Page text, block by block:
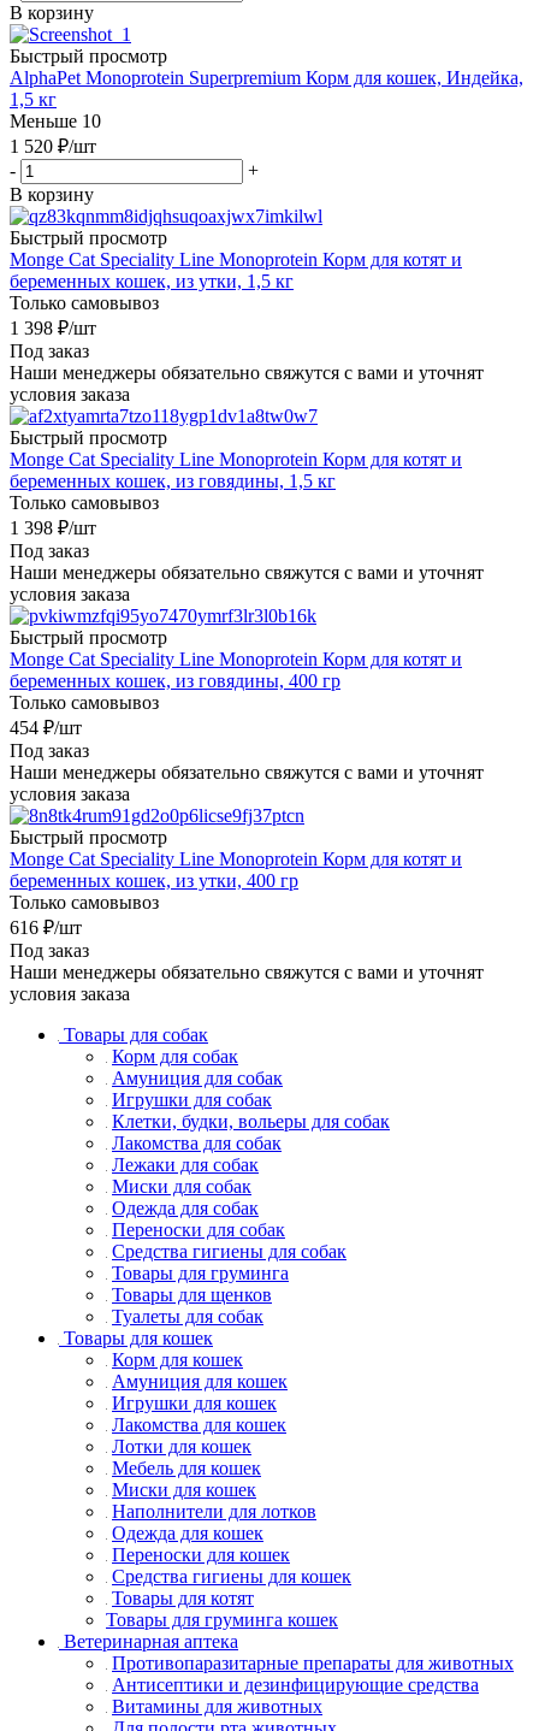
В корзину
Быстрый просмотр
AlphaPet Monoprotein Superpremium Корм для кошек, Индейка,
1,5 кг
Меньше 10
1 520 ₽/шт
-
+
В корзину
Быстрый просмотр
Monge Cat Speciality Line Monoprotein Корм для котят и
беременных кошек, из утки, 1,5 кг
Только самовывоз
1 398 ₽/шт
Под заказ
Наши менеджеры обязательно свяжутся с вами и уточнят
условия заказа
Быстрый просмотр
Monge Cat Speciality Line Monoprotein Корм для котят и
беременных кошек, из говядины, 1,5 кг
Только самовывоз
1 398 ₽/шт
Под заказ
Наши менеджеры обязательно свяжутся с вами и уточнят
условия заказа
Быстрый просмотр
Monge Cat Speciality Line Monoprotein Корм для котят и
беременных кошек, из говядины, 400 гр
Только самовывоз
454 ₽/шт
Под заказ
Наши менеджеры обязательно свяжутся с вами и уточнят
условия заказа
Быстрый просмотр
Monge Cat Speciality Line Monoprotein Корм для котят и
беременных кошек, из утки, 400 гр
Только самовывоз
616 ₽/шт
Под заказ
Наши менеджеры обязательно свяжутся с вами и уточнят
условия заказа
Товары для собак
Корм для собак
Амуниция для собак
Игрушки для собак
Клетки, будки, вольеры для собак
Лакомства для собак
Лежаки для собак
Миски для собак
Одежда для собак
Переноски для собак
Средства гигиены для собак
Товары для груминга
Товары для щенков
Туалеты для собак
Товары для кошек
Корм для кошек
Амуниция для кошек
Игрушки для кошек
Лакомства для кошек
Лотки для кошек
Мебель для кошек
Миски для кошек
Наполнители для лотков
Одежда для кошек
Переноски для кошек
Средства гигиены для кошек
Товары для котят
Товары для груминга кошек
Ветеринарная аптека
Противопаразитарные препараты для животных
Антисептики и дезинфицирующие средства
Витамины для животных